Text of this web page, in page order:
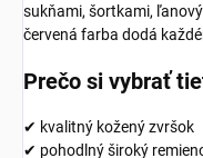
sukňami, šortkami,
červená farba dodá
Prečo si vybrať
✔ kvalitný kožený zvršok
✔ pohodlný široký